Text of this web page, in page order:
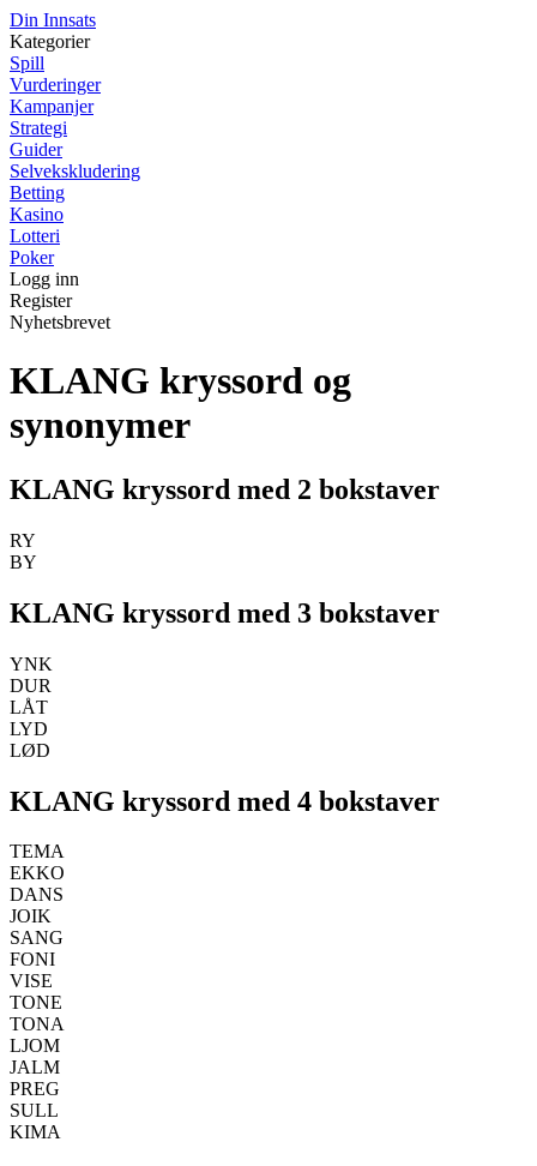
Din Innsats
Kategorier
Spill
Vurderinger
Kampanjer
Strategi
Guider
Selvekskludering
Betting
Kasino
Lotteri
Poker
Logg inn
Register
Nyhetsbrevet
KLANG kryssord og
synonymer
KLANG kryssord med 2 bokstaver
RY
BY
KLANG kryssord med 3 bokstaver
YNK
DUR
LÅT
LYD
LØD
KLANG kryssord med 4 bokstaver
TEMA
EKKO
DANS
JOIK
SANG
FONI
VISE
TONE
TONA
LJOM
JALM
PREG
SULL
KIMA